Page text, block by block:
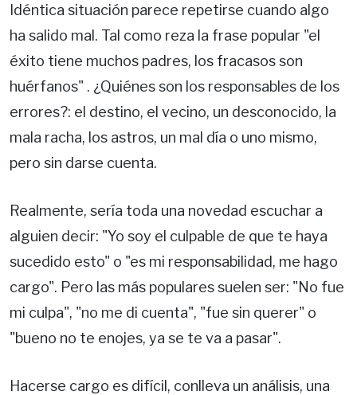
Idéntica situación parece repetirse cuando algo
ha salido mal. Tal como reza la frase popular "el
éxito tiene muchos padres, los fracasos son
huérfanos" . ¿Quiénes son los responsables de los
errores?: el destino, el vecino, un desconocido, la
mala racha, los astros, un mal día o uno mismo,
pero sin darse cuenta.
Realmente, sería toda una novedad escuchar a
alguien decir: "Yo soy el culpable de que te haya
sucedido esto" o "es mi responsabilidad, me hago
cargo". Pero las más populares suelen ser: "No fue
mi culpa", "no me di cuenta", "fue sin querer" o
"bueno no te enojes, ya se te va a pasar".
Hacerse cargo es difícil, conlleva un análisis, una